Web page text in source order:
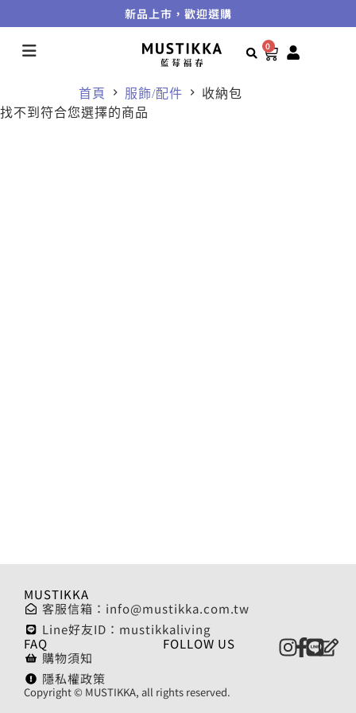
新品上市，歡迎選購
0
首頁 服飾/配件
收納包
找不到符合您選擇的商品
MUSTIKKA
客服信箱： info@mustikka.com.tw
Line好友ID：mustikkaliving
FAQ
購物須知
隱私權政策
FOLLOW US
Copyright © MUSTIKKA, all rights reserved.